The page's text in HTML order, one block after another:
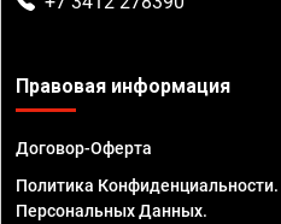
Правовая информация
Договор-Оферта
Политика
Персональных Данных.